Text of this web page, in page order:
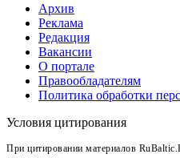
Архив
Реклама
Редакция
Вакансии
О портале
Правообладателям
Политика обработки
Условия цитирования
При цитировании материалов